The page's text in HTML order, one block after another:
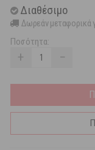
Διαθέσιμο
Δωρεάν μεταφορικά
Ποσότητα:
+ −